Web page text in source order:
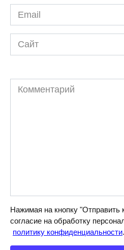
Email
*
Сайт
Комментарий
Нажимая на кнопку "Отправить
согласие на обработку
политику конфиденциальности.